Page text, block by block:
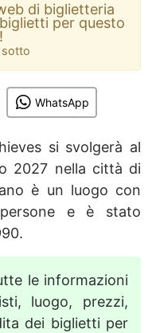
di biglietteria
per questo
sotto
WhatsApp
si svolgerà al
2027 nella città di
è un luogo con
e è stato
le informazioni
luogo, prezzi,
dei biglietti per